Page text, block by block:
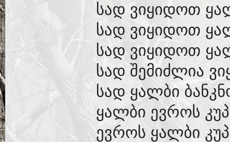
სად ვიყიდოთ
სად ვიყიდოთ
სად ვიყიდოთ
სად შემიძლია
სად ყალბი
ყალბი ევროს
ევროს ყალბი